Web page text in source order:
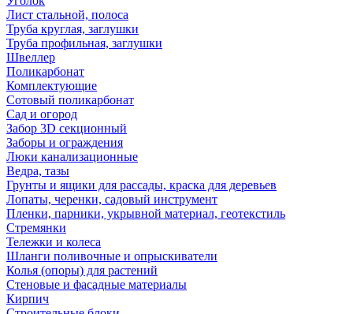
Лист стальной, полоса
Труба круглая, заглушки
Труба профильная, заглушки
Швеллер
Поликарбонат
Комплектующие
Сотовый поликарбонат
Сад и огород
Забор 3D секционный
Заборы и ограждения
Люки канализационные
Ведра, тазы
Грунты и ящики для рассады, краска для деревьев
Лопаты, черенки, садовый инструмент
Пленки, парники, укрывной материал, геотекстиль
Стремянки
Тележки и колеса
Шланги поливочные и опрыскиватели
Колья (опоры) для растений
Стеновые и фасадные материалы
Кирпич